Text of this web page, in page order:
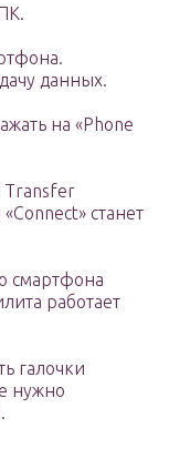
данных.
на «Phone
Transfer
станет
смартфона
работает
галочки
нужно